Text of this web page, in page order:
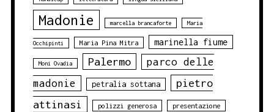
Madonie marcella brancaforte Maria
Occhipinti Maria Pina Mitra marinella fiume
Moni Ovadia Palermo
parco delle
madonie
petralia sottana
pietro
attinasi
polizzi generosa presentazione